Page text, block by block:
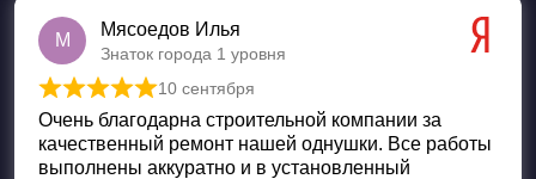
М
Мясоедов Илья
Знаток города 1 уровня
Оценка
10 сентября
Очень благодарна строительной компании за
качественный ремонт нашей однушки. Все работы
выполнены аккуратно и в установленный